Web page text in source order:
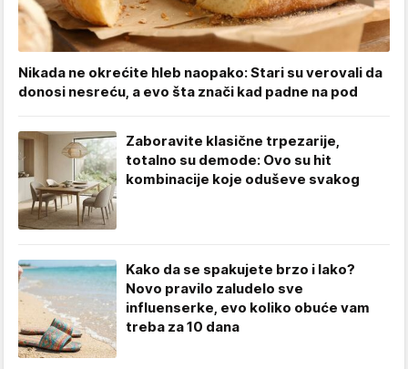
Nikada ne okrećite hleb naopako: Stari su verovali da
donosi nesreću, a evo šta znači kad padne na pod
Zaboravite klasične trpezarije,
totalno su demode: Ovo su hit
kombinacije koje oduševe svakog
Kako da se spakujete brzo i lako?
Novo pravilo zaludelo sve
influenserke, evo koliko obuće vam
treba za 10 dana